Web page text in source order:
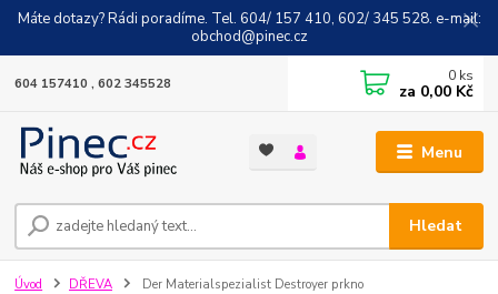
Máte dotazy? Rádi poradíme. Tel. 604/ 157 410, 602/ 345 528. e-mail:
obchod@pinec.cz
Menu
Hledat
604 157410 , 602 345528 0 ks
za 0,00 Kč
Úvod DŘEVA Der Materialspezialist Destroyer prkno